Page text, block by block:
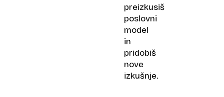
preizkusiš
poslovni
model
in
pridobiš
nove
izkušnje.